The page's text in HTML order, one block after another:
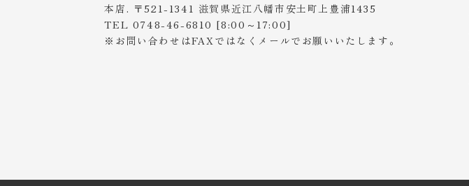
本店. 〒521-1341 滋賀県近江八幡市安土町上豊浦1435
TEL 0748-46-6810 [8:00～17:00]
※お問い合わせはFAXではなくメールでお願いいたします。